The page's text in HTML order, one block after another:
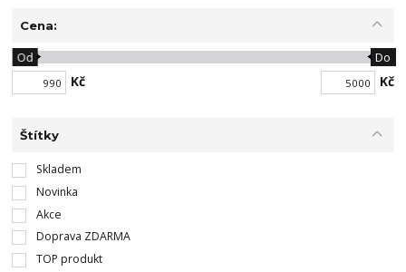
Cena:
Kč
Od Do
Kč
Štítky
Skladem
Novinka
Akce
Doprava ZDARMA
TOP produkt